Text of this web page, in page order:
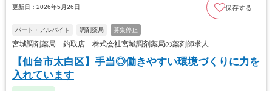
更新日：2026年5月26日 保存する
パート・アルバイト 調剤薬局 募集停止
宮城調剤薬局 鈎取店 株式会社宮城調剤薬局の薬剤師求人
【仙台市太白区】手当◎働きやすい環境づくりに力を
入れています